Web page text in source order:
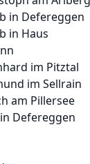
in Defereggen
in Haus
im Pitztal
im Sellrain
am Pillersee
Defereggen